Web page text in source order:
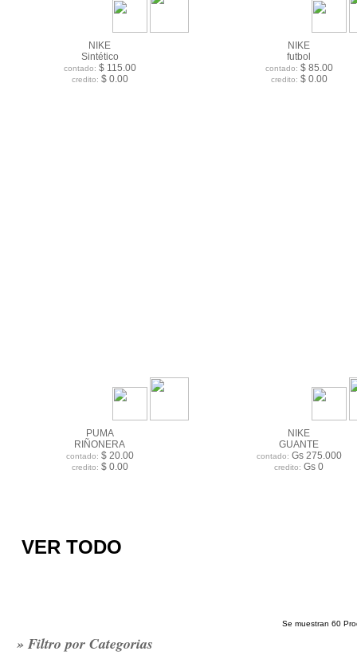
NIKE
Sintético
contado: $ 115.00
credito: $ 0.00
NIKE
futbol
contado: $ 85.00
credito: $ 0.00
PUMA
RIÑONERA
contado: $ 20.00
credito: $ 0.00
NIKE
GUANTE
contado: Gs 275.000
credito: Gs 0
VER TODO
» Filtro por Categorias
Se muestran 60